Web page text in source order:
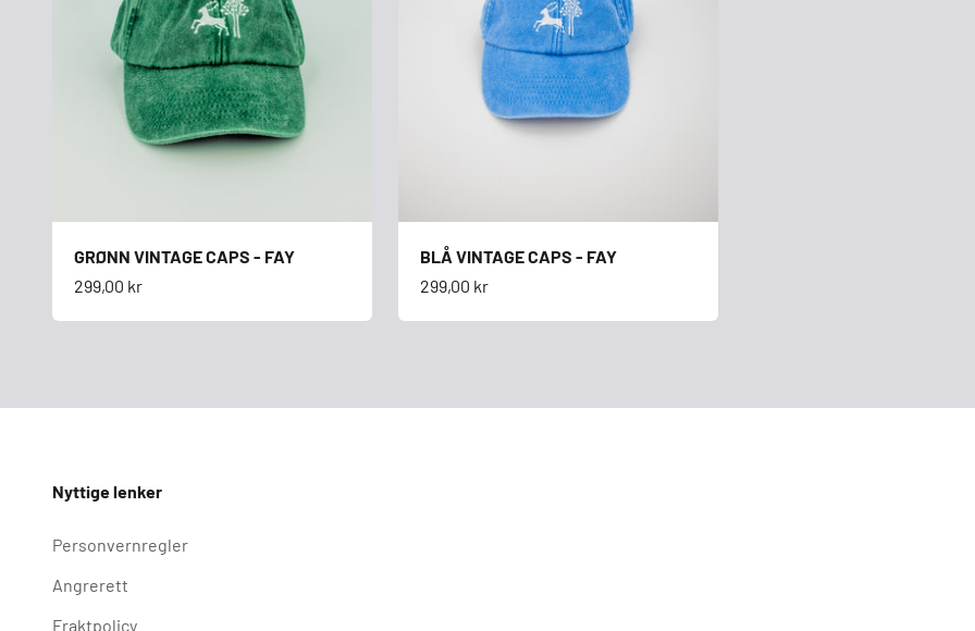
GRØNN VINTAGE CAPS - FAY
Salgspris
299,00 kr
BLÅ VINTAGE CAPS - FAY
Salgspris
299,00 kr
Nyttige lenker
Personvernregler
Angrerett
Fraktpolicy